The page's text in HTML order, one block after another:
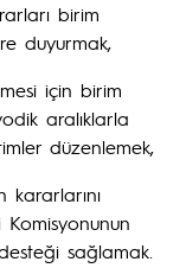
birim
duyurmak,
için birim
aralıklarla
düzenlemek,
kararlarını
Komisyonunun
sağlamak.